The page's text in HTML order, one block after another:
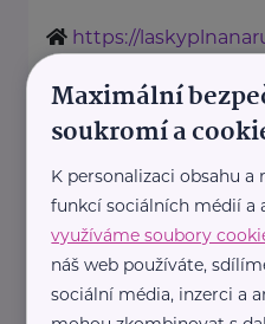
https://
Nadační fond
Sezimova 3 Praha 4
Nadační fond
Maximální
soukromí a
K personalizaci obsahu
funkcí sociálních médií a
využíváme soubory
náš web používáte,
sociální média, inzerci a